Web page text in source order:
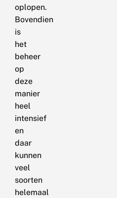
oplopen.
Bovendien
is
het
beheer
op
deze
manier
heel
intensief
en
daar
kunnen
veel
soorten
helemaal